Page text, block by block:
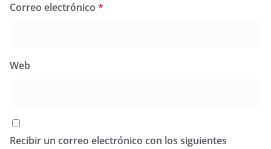
Correo electrónico *
Web
Recibir un correo electrónico con los siguientes